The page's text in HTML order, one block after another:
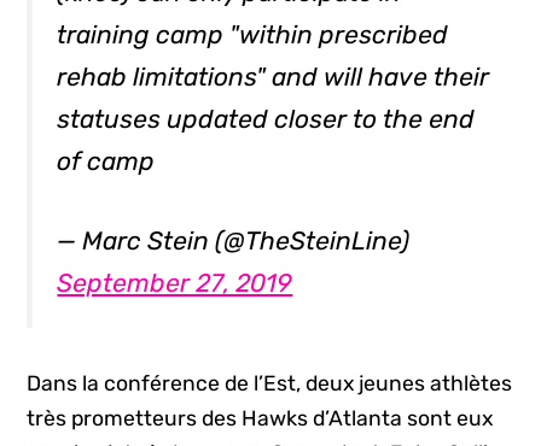
training camp "within prescribed
rehab limitations" and will have their
statuses updated closer to the end
of camp
— Marc Stein (@TheSteinLine)
September 27, 2019
Dans la conférence de l’Est, deux jeunes athlètes
très prometteurs des Hawks d’Atlanta sont eux